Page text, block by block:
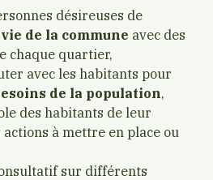
désireuses de
de la commune avec des
chaque quartier,
avec les habitants pour
de la population,
des habitants de leur
à mettre en place ou
sur différents